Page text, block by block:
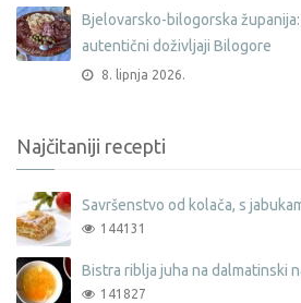
Bjelovarsko-bilogorska županija:
autentični doživljaji Bilogore
8. lipnja 2026.
Najčitaniji recepti
Savršenstvo od kolača, s
144131
Bistra riblja juha na dalmatinski
141827